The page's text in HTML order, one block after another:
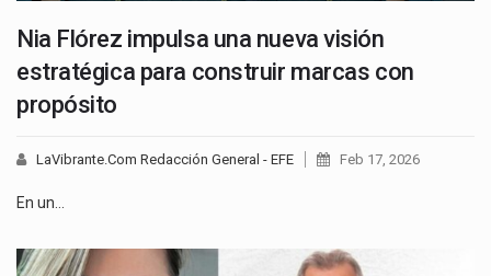
Nia Flórez impulsa una nueva visión
estratégica para construir marcas con
propósito
LaVibrante.Com Redacción General - EFE Feb 17, 2026
En un…